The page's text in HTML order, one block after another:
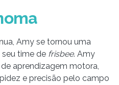
Amy se tornou uma
time de frisbee. Amy
aprendizagem motora,
e precisão pelo campo